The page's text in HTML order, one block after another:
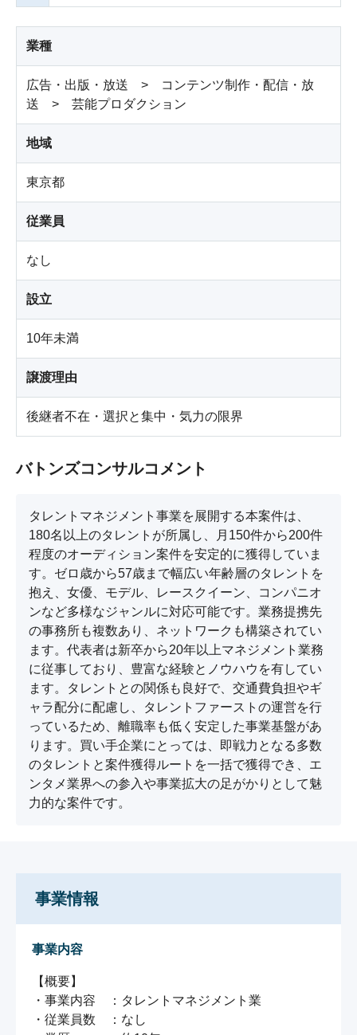
業種
広告・出版・放送 > コンテンツ制作・配信・放
送 > 芸能プロダクション
地域
東京都
従業員
なし
設立
10年未満
譲渡理由
後継者不在・選択と集中・気力の限界
バトンズコンサルコメント
タレントマネジメント事業を展開する本案件は、
180名以上のタレントが所属し、月150件から200件
程度のオーディション案件を安定的に獲得していま
す。ゼロ歳から57歳まで幅広い年齢層のタレントを
抱え、女優、モデル、レースクイーン、コンパニオ
ンなど多様なジャンルに対応可能です。業務提携先
の事務所も複数あり、ネットワークも構築されてい
ます。代表者は新卒から20年以上マネジメント業務
に従事しており、豊富な経験とノウハウを有してい
ます。タレントとの関係も良好で、交通費負担やギ
ャラ配分に配慮し、タレントファーストの運営を行
っているため、離職率も低く安定した事業基盤があ
ります。買い手企業にとっては、即戦力となる多数
のタレントと案件獲得ルートを一括で獲得でき、エ
ンタメ業界への参入や事業拡大の足がかりとして魅
力的な案件です。
事業情報
事業内容
【概要】
・事業内容　：タレントマネジメント業
・従業員数　：なし